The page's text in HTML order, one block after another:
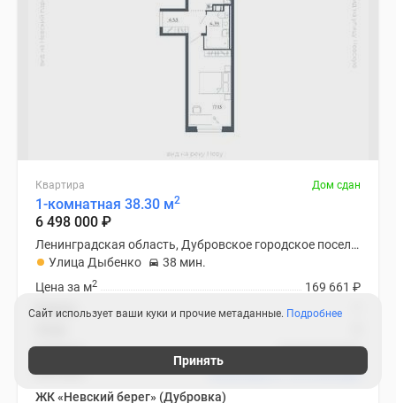
Квартира Дом сдан
1-комнатная 38.30 м2
6 498 000 ₽
Ленинградская область, Дубровское городское поселение
Улица Дыбенко
38 мин.
169 661 ₽
Цена за м2
Корпус
предчистовая
Отделка
В ипотеку от 75 370₽/мес
Ипотека
ЖК «Невский берег» (Дубровка)
Сайт использует ваши куки и прочие метаданные. Подробнее
Принять